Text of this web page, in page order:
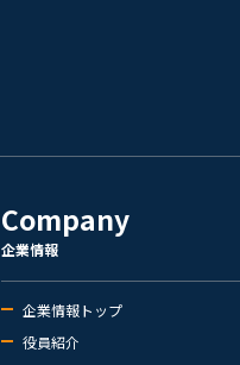
Company
企業情報
企業情報トップ
役員紹介